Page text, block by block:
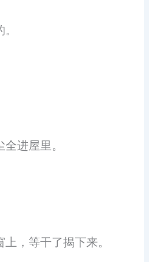
进屋里。
，等干了揭下来。